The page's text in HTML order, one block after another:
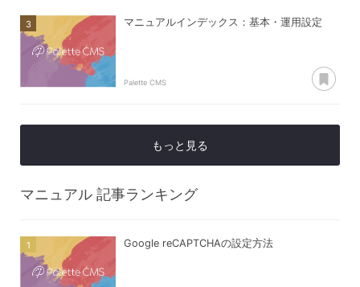
マニュアルインデックス：基本・運用設定
Palette CMS
もっと見る
マニュアル 記事ランキング
Google reCAPTCHAの設定方法